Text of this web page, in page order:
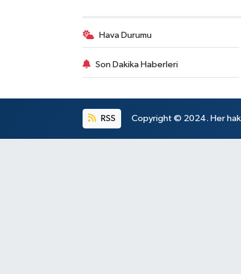
Hava Durumu
Son Dakika Haberleri
RSS Copyright © 2024. Her